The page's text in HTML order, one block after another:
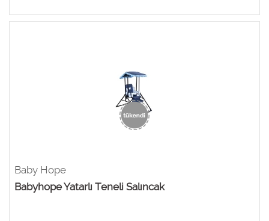
Baby Hope
Babyhope Yatarlı Teneli Salıncak